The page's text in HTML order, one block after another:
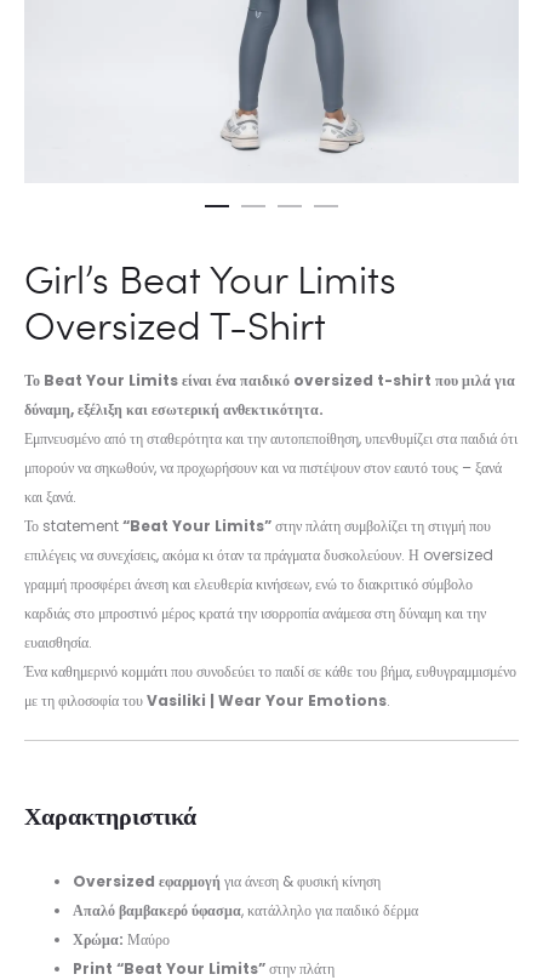
Girl’s Beat Your Limits
Oversized T-Shirt
Το Beat Your Limits είναι ένα παιδικό oversized t-shirt που μιλά για
δύναμη, εξέλιξη και εσωτερική ανθεκτικότητα.
Εμπνευσμένο από τη σταθερότητα και την αυτοπεποίθηση, υπενθυμίζει στα παιδιά ότι
μπορούν να σηκωθούν, να προχωρήσουν και να πιστέψουν στον εαυτό τους – ξανά
και ξανά.
Το statement“Beat Your Limits”στην πλάτη συμβολίζει τη στιγμή που
επιλέγεις να συνεχίσεις, ακόμα κι όταν τα πράγματα δυσκολεύουν. Η oversized
γραμμή προσφέρει άνεση και ελευθερία κινήσεων, ενώ το διακριτικό σύμβολο
καρδιάς στο μπροστινό μέρος κρατά την ισορροπία ανάμεσα στη δύναμη και την
ευαισθησία.
Ένα καθημερινό κομμάτι που συνοδεύει το παιδί σε κάθε του βήμα, ευθυγραμμισμένο
με τη φιλοσοφία τουVasiliki | Wear Your Emotions.
Χαρακτηριστικά
Oversized εφαρμογή για άνεση & φυσική κίνηση
Απαλό βαμβακερό ύφασμα, κατάλληλο για παιδικό δέρμα
Χρώμα: Μαύρο
Print “Beat Your Limits”στην πλάτη